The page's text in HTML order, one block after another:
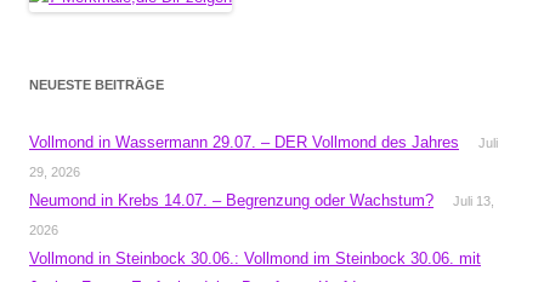
NEUESTE BEITRÄGE
Vollmond in Wassermann 29.07. – DER Vollmond des Jahres
Juli
29, 2026
Neumond in Krebs 14.07. – Begrenzung oder Wachstum?
Juli 13,
2026
Vollmond in Steinbock 30.06.: Vollmond im Steinbock 30.06. mit